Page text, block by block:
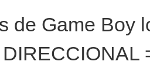
de Game Boy